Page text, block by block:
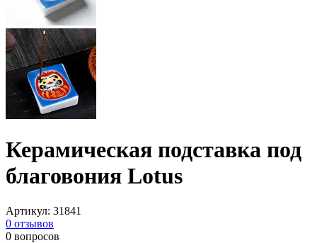
Керамическая подставка под
благовония Lotus
Артикул: 31841
0 отзывов
0 вопросов